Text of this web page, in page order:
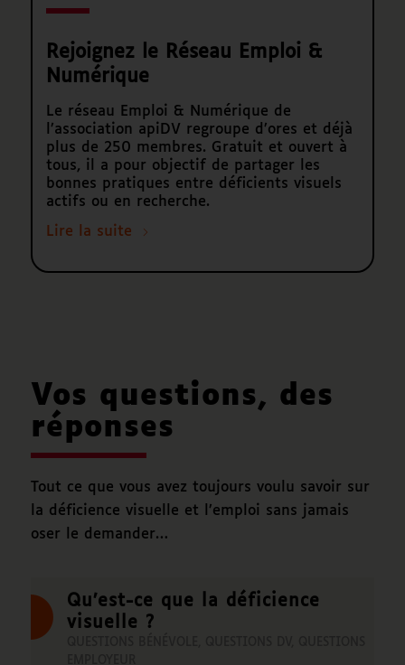
Rejoignez le Réseau Emploi &
Numérique
Le réseau Emploi & Numérique de
l’association apiDV regroupe d’ores et déjà
plus de 250 membres. Gratuit et ouvert à
tous, il a pour objectif de partager les
bonnes pratiques entre déficients visuels
actifs ou en recherche.
Lire la suite
Vos questions, des
réponses
Tout ce que vous avez toujours voulu savoir sur
la déficience visuelle et l’emploi sans jamais
oser le demander…
Qu’est-ce que la déficience
visuelle ?